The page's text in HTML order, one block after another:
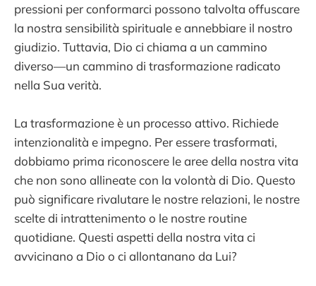
pressioni per conformarci possono talvolta offuscare
la nostra sensibilità spirituale e annebbiare il nostro
giudizio. Tuttavia, Dio ci chiama a un cammino
diverso—un cammino di trasformazione radicato
nella Sua verità.
La trasformazione è un processo attivo. Richiede
intenzionalità e impegno. Per essere trasformati,
dobbiamo prima riconoscere le aree della nostra vita
che non sono allineate con la volontà di Dio. Questo
può significare rivalutare le nostre relazioni, le nostre
scelte di intrattenimento o le nostre routine
quotidiane. Questi aspetti della nostra vita ci
avvicinano a Dio o ci allontanano da Lui?